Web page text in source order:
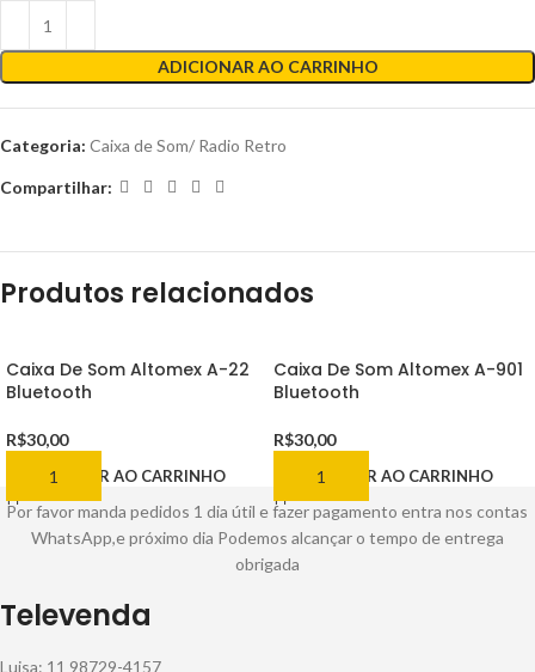
ADICIONAR AO CARRINHO
Categoria: Caixa de Som/ Radio Retro
Compartilhar:
Produtos relacionados
Caixa De Som Altomex A-22
Bluetooth
R$30,00
ADICIONAR AO CARRINHO
Caixa De Som Altomex A-901
Bluetooth
R$30,00
ADICIONAR AO CARRINHO
Por favor manda pedidos 1 dia útil e fazer pagamento entra nos contas
WhatsApp,e próximo dia Podemos alcançar o tempo de entrega
obrigada
Televenda
Luisa: 11 98729-4157